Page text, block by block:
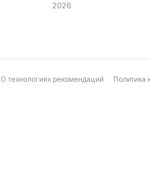
2026
О технологиях рекомендаций Политика